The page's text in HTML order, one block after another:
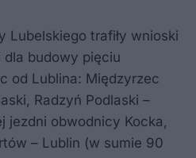
Lubelskiego trafiły wnioski
budowy pięciu
od Lublina: Międzyrzec
Radzyń Podlaski –
jezdni obwodnicy Kocka,
– Lublin (w sumie 90